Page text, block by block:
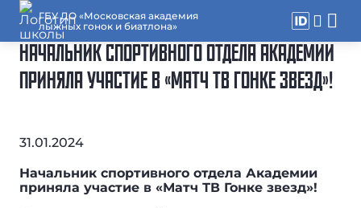
ГБУ ДО «Московская академия
лыжных гонок и биатлона»
НАЧАЛЬНИК СПОРТИВНОГО ОТДЕЛА АКАДЕМИИ
ПРИНЯЛА УЧАСТИЕ В «МАТЧ ТВ ГОНКЕ ЗВЕЗД»!
31.01.2024
Начальник спортивного отдела Академии
приняла участие в «Матч ТВ Гонке звезд»!